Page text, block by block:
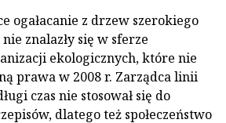
ogałacanie z drzew szerokiego
znalazły się w sferze
ekologicznych, które nie
prawa w 2008 r. Zarządca linii
czas nie stosował się do
dlatego też społeczeństwo